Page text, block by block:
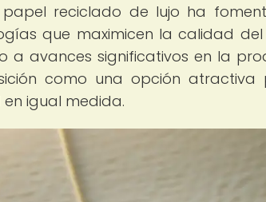
reciclado de lujo ha
que maximicen la calidad
a avances significativos en la
como una opción
igual medida.